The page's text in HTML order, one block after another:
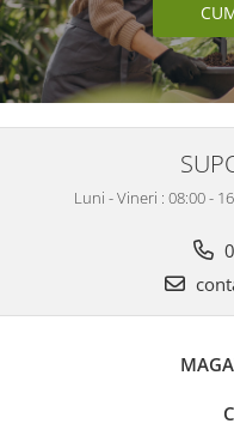
Luni - Vineri : 08:00 -